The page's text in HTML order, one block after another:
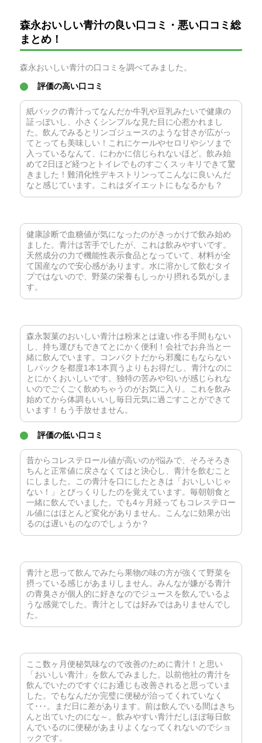
森永おいしい青汁の良い口コミ・悪い口コミ総
まとめ！
森永おいしい青汁の口コミを調べてみました。
評価の高い口コミ
紙パックの青汁ってなんだか牛乳や豆乳みたいで健康の
証っぽいし、小さくシンプルな見た目に心惹かれまし
た。飲んでみるとリンゴジュースのような甘さが広がっ
てとっても美味しい！これにケールやセロリやシソまで
入っているなんて、にわかに信じられないほど。飲み始
めて2日ほど経つとトイレでものすごくスッキリできて驚
きました！難消化性デキストリンってこんなに良いんだ
なと感じています。これはダイエットにもなるかも？
健康診断で血糖値が気になったのがきっかけで飲み始め
ました。青汁は苦手でしたが、これは飲みやすいです。
天然成分の力で機能性表示食品となっていて、材料が全
て国産なので安心感があります。水に溶かして飲むタイ
プではないので、野菜の栄養もしっかり摂れる気がしま
す。
森永製菓のおいしい青汁は粉末とは違い作る手間もない
し、持ち運びもできてとにかく便利！会社でお弁当と一
緒に飲んでいます。コンパクトだから邪魔にもならない
しパックを都度1本1本買うよりもお得だし、青汁なのに
とにかくおいしいです。独特の苦みや匂いが感じられな
いのでごくごく飲めちゃうのがお気に入り。これを飲み
始めてから体調もいいし毎日元気に過ごすことができて
います！もう手放せません。
評価の低い口コミ
昔からコレステロール値が高いのが悩みで、そろそろき
ちんと正常値に戻さなくてはと決心し、青汁を飲むこと
にしました。この青汁を口にしたときは「おいしいじゃ
ない！」とびっくりしたのを覚えています。毎朝朝食と
一緒に飲んでいました。でも4ヶ月経ってもコレステロー
ル値にはほとんど変化がありません。こんなに効果が出
るのは遅いものなのでしょうか？
青汁と思って飲んでみたら果物の味の方が強くて野菜を
摂っている感じがあまりしません。みんなが嫌がる青汁
の青臭さが個人的に好きなのでジュースを飲んでいるよ
うな感覚でした。青汁としては好みではありませんでし
た。
ここ数ヶ月便秘気味なので改善のために青汁！と思い
「おいしい青汁」を飲んでみました。以前他社の青汁を
飲んでいたのですぐにお通じも改善されると思っていま
した。でもなんだか完璧に便秘が治ってくれていなく
て･･･。まだ日に差があります。前は飲んでいる間はきち
んと出ていたのにな～。飲みやすい青汁だしほぼ毎日飲
んでいるのに便秘があまりよくなってくれないのでショ
ックです。